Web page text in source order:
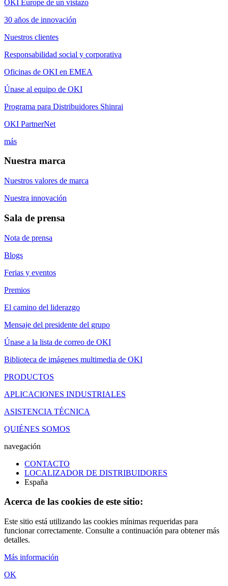
OKI Europe de un vistazo
30 años de innovación
Nuestros clientes
Responsabilidad social y corporativa
Oficinas de OKI en EMEA
Únase al equipo de OKI
Programa para Distribuidores Shinrai
OKI PartnerNet
más
Nuestra marca
Nuestros valores de marca
Nuestra innovación
Sala de prensa
Nota de prensa
Blogs
Ferias y eventos
Premios
El camino del liderazgo
Mensaje del presidente del grupo
Únase a la lista de correo de OKI
Biblioteca de imágenes multimedia de OKI
PRODUCTOS
APLICACIONES INDUSTRIALES
ASISTENCIA TÉCNICA
QUIÉNES SOMOS
navegación
CONTACTO
LOCALIZADOR DE DISTRIBUIDORES
España
Acerca de las cookies de este sitio:
Este sitio está utilizando las cookies mínimas requeridas para
funcionar correctamente. Consulte a continuación para obtener más
detalles.
Más información
OK